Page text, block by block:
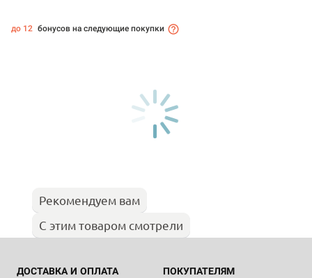
до 12 бонусов на следующие покупки
Рекомендуем вам
С этим товаром смотрели
ДОСТАВКА И ОПЛАТА ПОКУПАТЕЛЯМ